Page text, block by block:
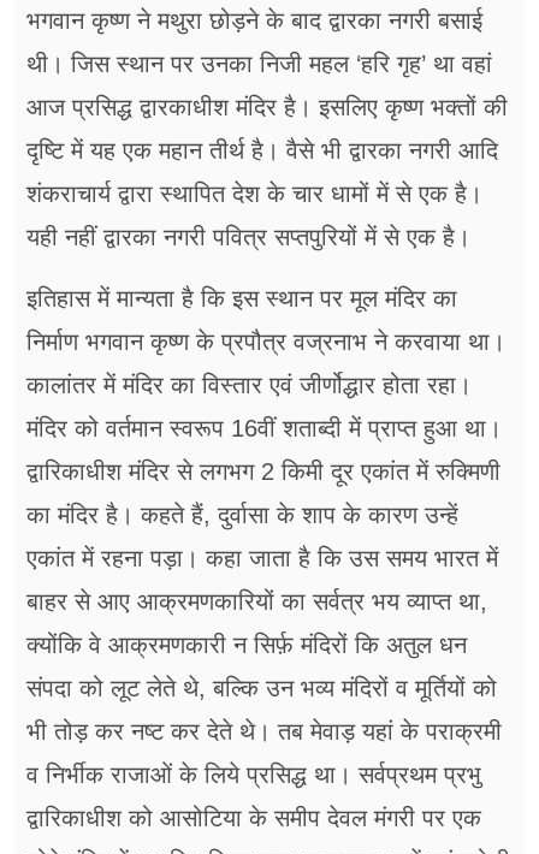
भगवान कृष्ण ने मथुरा छोड़ने के बाद द्वारका नगरी बसाई
थी। जिस स्थान पर उनका निजी महल ‘हरि गृह’ था वहां
आज प्रसिद्ध द्वारकाधीश मंदिर है। इसलिए कृष्ण भक्तों की
दृष्टि में यह एक महान तीर्थ है। वैसे भी द्वारका नगरी आदि
शंकराचार्य द्वारा स्थापित देश के चार धामों में से एक है।
यही नहीं द्वारका नगरी पवित्र सप्तपुरियों में से एक है।
इतिहास में मान्यता है कि इस स्थान पर मूल मंदिर का
निर्माण भगवान कृष्ण के प्रपौत्र वज्रनाभ ने करवाया था।
कालांतर में मंदिर का विस्तार एवं जीर्णोद्धार होता रहा।
मंदिर को वर्तमान स्वरूप 16वीं शताब्दी में प्राप्त हुआ था।
द्वारिकाधीश मंदिर से लगभग 2 किमी दूर एकांत में रुक्मिणी
का मंदिर है। कहते हैं, दुर्वासा के शाप के कारण उन्हें
एकांत में रहना पड़ा। कहा जाता है कि उस समय भारत में
बाहर से आए आक्रमणकारियों का सर्वत्र भय व्याप्त था,
क्योंकि वे आक्रमणकारी न सिर्फ़ मंदिरों कि अतुल धन
संपदा को लूट लेते थे, बल्कि उन भव्य मंदिरों व मूर्तियों को
भी तोड़ कर नष्ट कर देते थे। तब मेवाड़ यहां के पराक्रमी
व निर्भीक राजाओं के लिये प्रसिद्ध था। सर्वप्रथम प्रभु
द्वारिकाधीश को आसोटिया के समीप देवल मंगरी पर एक